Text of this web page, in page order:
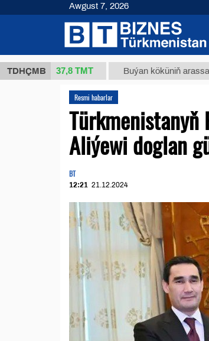
TDHÇMB
37,8 ТМТ Buýan köküniň
Resmi habarlar
Türkmenistanyň
Aliýewi doglan
BT
12:21 21.12.2024
Awgust 7, 2026